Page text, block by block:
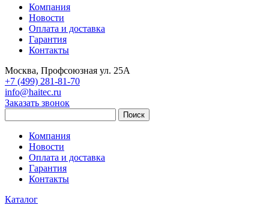
Компания
Новости
Оплата и доставка
Гарантия
Контакты
Москва, Профсоюзная ул. 25А
+7 (499) 281-81-70
info@haitec.ru
Заказать звонок
Поиск
Компания
Новости
Оплата и доставка
Гарантия
Контакты
Каталог